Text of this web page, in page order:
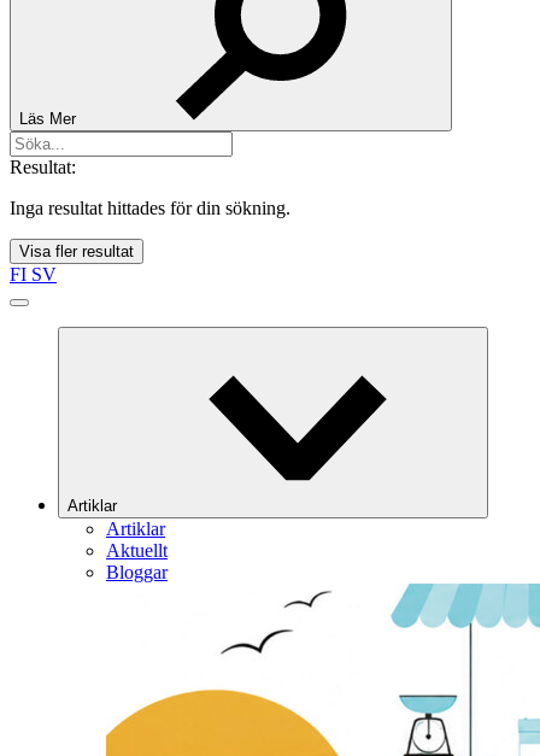
Läs Mer
Resultat:
Inga resultat hittades för din sökning.
Visa fler resultat
FI SV
Artiklar
Artiklar
Aktuellt
Bloggar